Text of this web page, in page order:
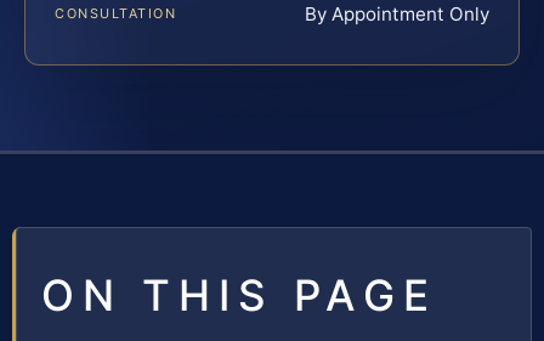
CONSULTATION By Appointment Only
ON THIS PAGE